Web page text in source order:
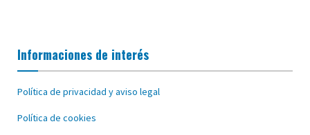
Informaciones de interés
Política de privacidad y aviso legal
Política de cookies